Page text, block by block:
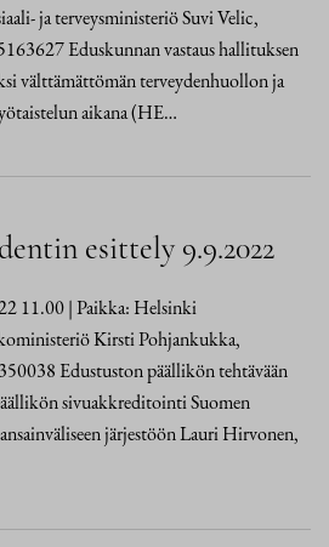
ja terveysministeriö Suvi Velic,
Eduskunnan vastaus hallituksen
välttämättömän terveydenhuollon ja
aikana (HE…
esittely 9.9.2022
11.00 | Paikka: Helsinki
Kirsti Pohjankukka,
Edustuston päällikön tehtävään
sivuakkreditointi Suomen
järjestöön Lauri Hirvonen,